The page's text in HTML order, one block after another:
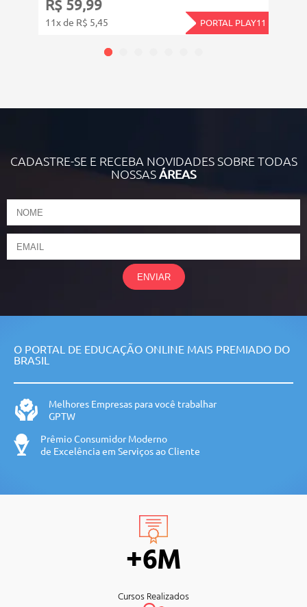
R$ 59,99
11x de R$ 5,45 PORTAL PLAY11
CADASTRE-SE E RECEBA NOVIDADES SOBRE TODAS
NOSSAS ÁREAS
ENVIAR
O PORTAL DE EDUCAÇÃO ONLINE MAIS PREMIADO DO
BRASIL
Melhores Empresas para você trabalhar
GPTW
Prêmio Consumidor Moderno
de Excelência em Serviços ao Cliente
+6M
Cursos Realizados